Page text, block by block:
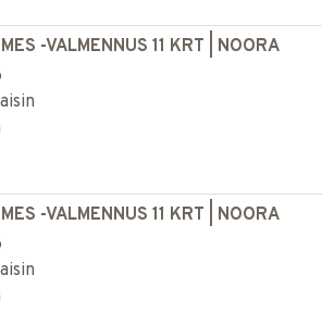
-VALMENNUS 11 KRT | NOORA
-VALMENNUS 11 KRT | NOORA